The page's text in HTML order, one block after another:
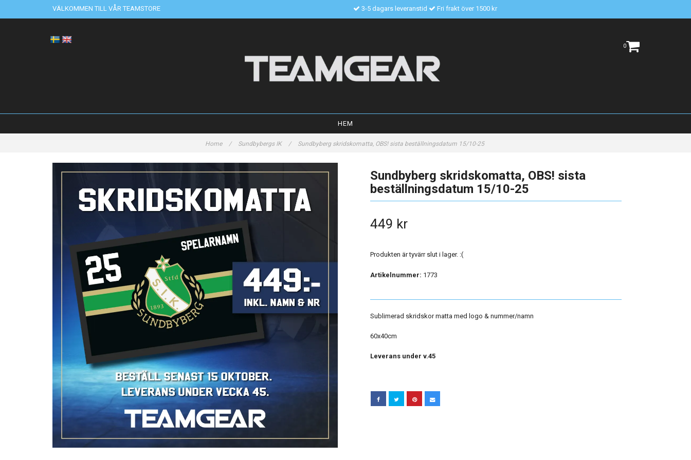
VÄLKOMMEN TILL VÅR TEAMSTORE 3-5 dagars leveranstid Fri frakt över 1500 kr
0
HEM
Home / Sundbybergs IK / Sundbyberg skridskomatta, OBS! sista beställningsdatum 15/10-25
Sundbyberg skridskomatta, OBS! sista
beställningsdatum 15/10-25
449 kr
Produkten är tyvärr slut i lager. :(
Artikelnummer: 1773
Sublimerad skridskor matta med logo & nummer/namn
60x40cm
Leverans under v.45